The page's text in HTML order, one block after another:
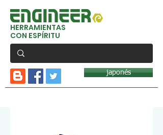
HERRAMIENTAS
CON ESPÍRITU
japonés